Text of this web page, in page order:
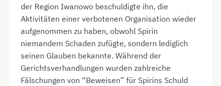
der Region Iwanowo beschuldigte ihn, die
Aktivitäten einer verbotenen Organisation wieder
aufgenommen zu haben, obwohl Spirin
niemandem Schaden zufügte, sondern lediglich
seinen Glauben bekannte. Während der
Gerichtsverhandlungen wurden zahlreiche
Fälschungen von “Beweisen” für Spirins Schuld